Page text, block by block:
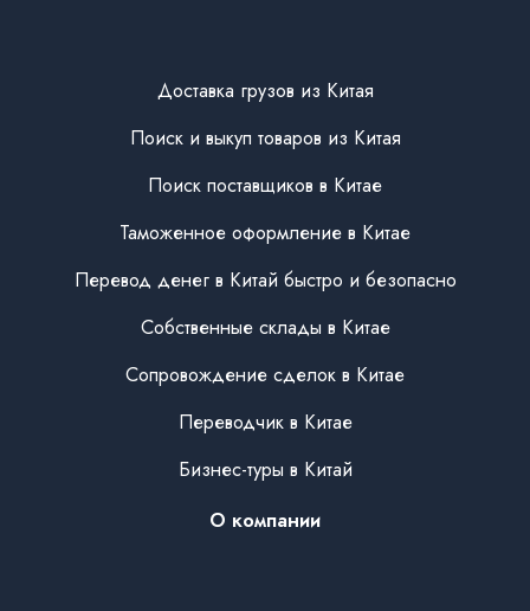
Доставка грузов из Китая
Поиск и выкуп товаров из Китая
Поиск поставщиков в Китае
Таможенное оформление в Китае
Перевод денег в Китай быстро и безопасно
Собственные склады в Китае
Сопровождение сделок в Китае
Переводчик в Китае
Бизнес-туры в Китай
О компании